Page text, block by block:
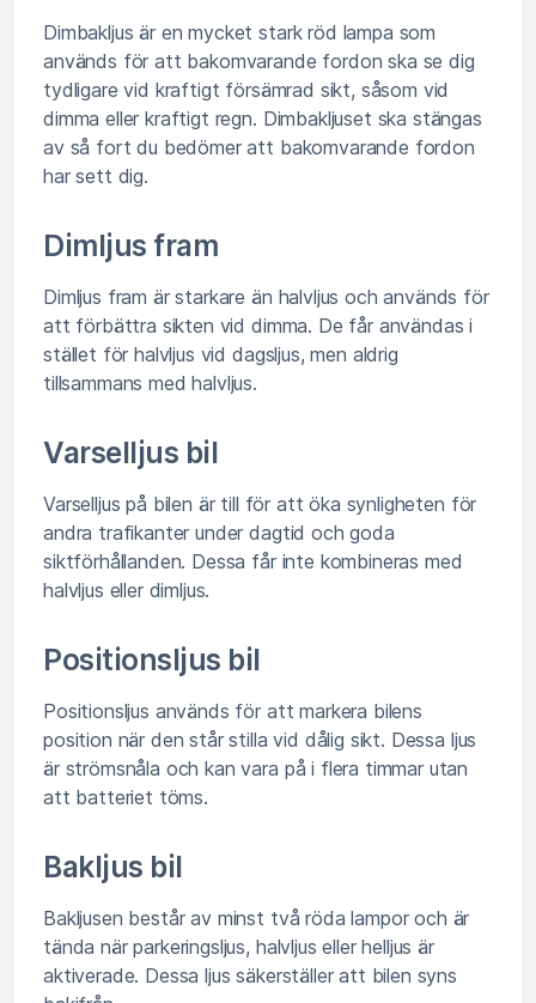
Dimbakljus är en mycket stark röd lampa som
används för att bakomvarande fordon ska se dig
tydligare vid kraftigt försämrad sikt, såsom vid
dimma eller kraftigt regn. Dimbakljuset ska stängas
av så fort du bedömer att bakomvarande fordon
har sett dig.
Dimljus fram
Dimljus fram är starkare än halvljus och används för
att förbättra sikten vid dimma. De får användas i
stället för halvljus vid dagsljus, men aldrig
tillsammans med halvljus.
Varselljus bil
Varselljus på bilen är till för att öka synligheten för
andra trafikanter under dagtid och goda
siktförhållanden. Dessa får inte kombineras med
halvljus eller dimljus.
Positionsljus bil
Positionsljus används för att markera bilens
position när den står stilla vid dålig sikt. Dessa ljus
är strömsnåla och kan vara på i flera timmar utan
att batteriet töms.
Bakljus bil
Bakljusen består av minst två röda lampor och är
tända när parkeringsljus, halvljus eller helljus är
aktiverade. Dessa ljus säkerställer att bilen syns